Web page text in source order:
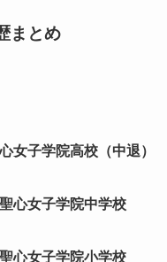
まとめ
女子学院高校（中退）
心女子学院中学校
心女子学院小学校